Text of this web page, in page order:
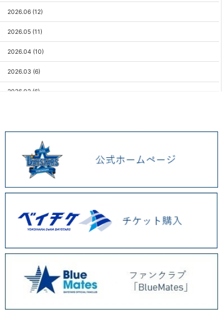
2026.06 (12)
2026.05 (11)
2026.04 (10)
2026.03 (6)
2026.02 (6)
2025.12 (3)
2025.11 (6)
2025.10 (5)
2025.09 (5)
2025.08 (6)
2025.07 (6)
2025.05 (9)
2025.04 (9)
2025.03 (9)